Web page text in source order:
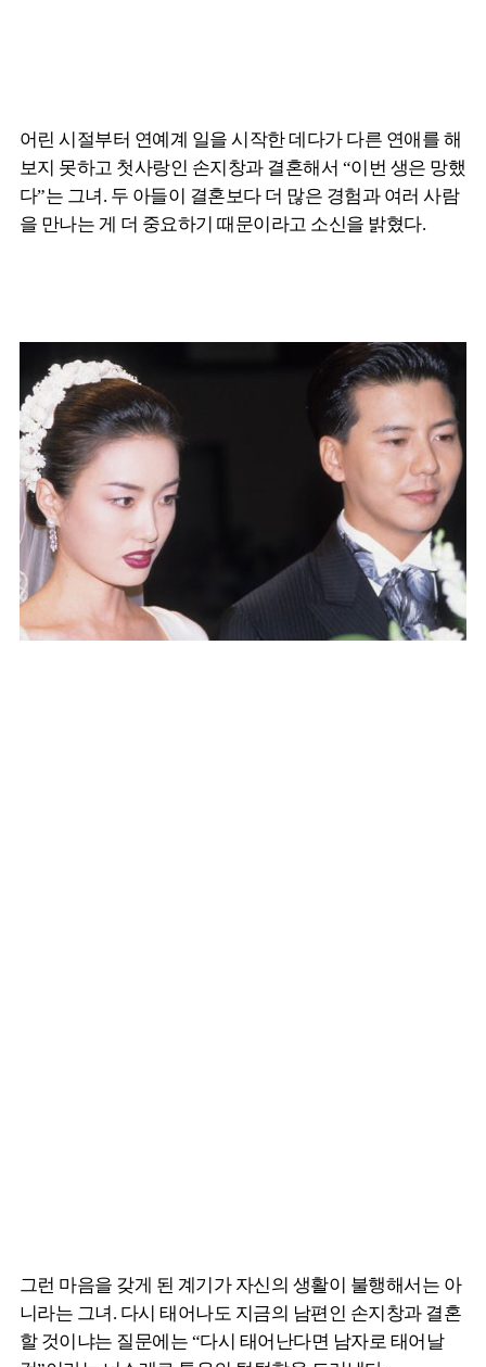
어린 시절부터 연예계 일을 시작한 데다가 다른 연애를 해
보지 못하고 첫사랑인 손지창과 결혼해서 “이번 생은 망했
다”는 그녀. 두 아들이 결혼보다 더 많은 경험과 여러 사람
을 만나는 게 더 중요하기 때문이라고 소신을 밝혔다.
그런 마음을 갖게 된 계기가 자신의 생활이 불행해서는 아
니라는 그녀. 다시 태어나도 지금의 남편인 손지창과 결혼
할 것이냐는 질문에는 “다시 태어난다면 남자로 태어날